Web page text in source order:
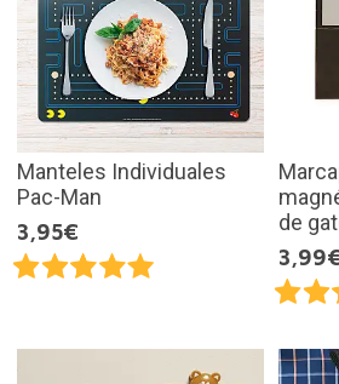
Manteles Individuales
Pac-Man
3,95€
de